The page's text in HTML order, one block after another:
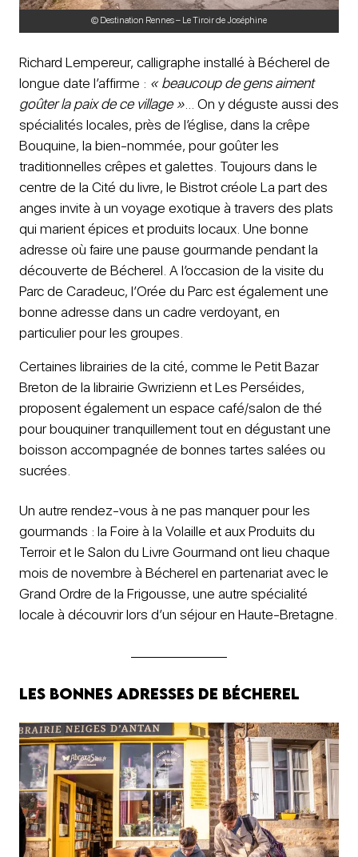
© Destination Rennes – Le Tiroir de Joséphine
Richard Lempereur, calligraphe installé à Bécherel de
longue date l’affirme : « beaucoup de gens aiment
goûter la paix de ce village » … On y déguste aussi des
spécialités locales, près de l’église, dans la crêpe
Bouquine, la bien-nommée, pour goûter les
traditionnelles crêpes et galettes. Toujours dans le
centre de la Cité du livre, le Bistrot créole La part des
anges invite à un voyage exotique à travers des plats
qui marient épices et produits locaux. Une bonne
adresse où faire une pause gourmande pendant la
découverte de Bécherel. A l’occasion de la visite du
Parc de Caradeuc, l’Orée du Parc est également une
bonne adresse dans un cadre verdoyant, en
particulier pour les groupes.
Certaines librairies de la cité, comme le Petit Bazar
Breton de la librairie Gwrizienn et Les Perséides,
proposent également un espace café/salon de thé
pour bouquiner tranquillement tout en dégustant une
boisson accompagnée de bonnes tartes salées ou
sucrées.
Un autre rendez-vous à ne pas manquer pour les
gourmands : la Foire à la Volaille et aux Produits du
Terroir et le Salon du Livre Gourmand ont lieu chaque
mois de novembre à Bécherel en partenariat avec le
Grand Ordre de la Frigousse, une autre spécialité
locale à découvrir lors d’un séjour en Haute-Bretagne.
Les bonnes adresses de Bécherel